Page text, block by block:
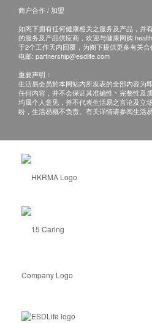
使用本品或任何其他膳食
业保健医师；
如果瓶盖周围的密封件损
开封前，30℃以下常温避
瓶盖常温避光保存；
因高浓度植物提取物粉末
能力，部分产品可能产生
商户合作 / 加盟
如阁下拥有任何健康相关之服务及产品，并
的服务及产品供应商，欢迎与健康网购
于2个工作天内回覆，为阁下提供更多有关合
电邮: partnership@esdlife.com
重要声明：
生活易会员於本网站内所发表的全部内容为
任何内容，并不会保证其准确性丶完整性及
均属个人意见，并不代表生活易之言论及立
纷，生活易概不负责。有关详情请参阅生活易